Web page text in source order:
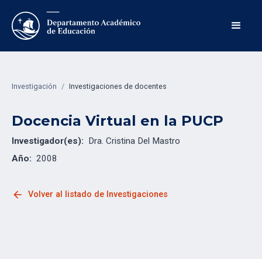
Investigación / Investigaciones de docentes
Docencia Virtual en la PUCP
Investigador(es): Dra. Cristina Del Mastro
Año: 2008
arrow_back Volver al listado de Investigaciones